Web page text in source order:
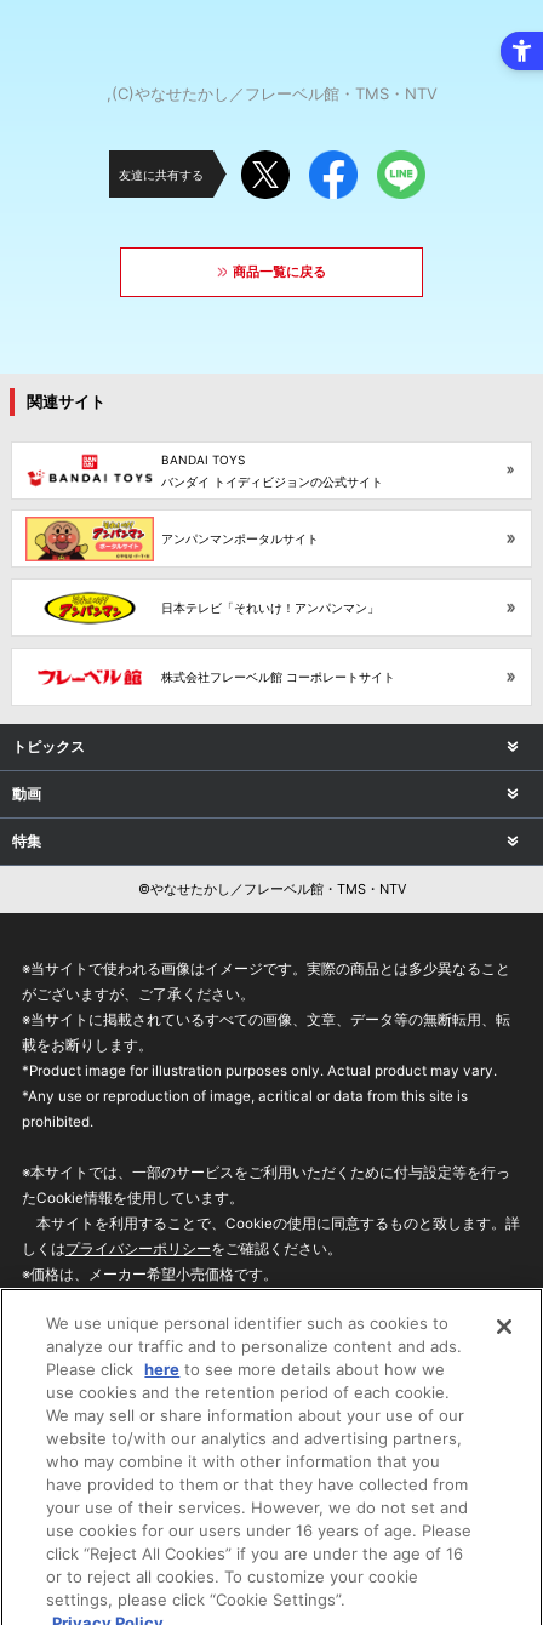
,(C)やなせたかし／フレーベル館・TMS・NTV
友達に共有する
商品一覧に戻る
関連サイト
BANDAI TOYS
バンダイ トイディビジョンの公式サイト
アンパンマンポータルサイト
日本テレビ「それいけ！アンパンマン」
株式会社フレーベル館 コーポレートサイト
トピックス
動画
特集
©やなせたかし／フレーベル館・TMS・NTV
※当サイトで使われる画像はイメージです。実際の商品とは多少異なること
がございますが、ご了承ください。
※当サイトに掲載されているすべての画像、文章、データ等の無断転用、転
載をお断りします。
*Product image for illustration purposes only. Actual product may vary.
*Any use or reproduction of image, acritical or data from this site is
prohibited.
※本サイトでは、一部のサービスをご利用いただくために付与設定等を行っ
たCookie情報を使用しています。
本サイトを利用することで、Cookieの使用に同意するものと致します。詳
しくはプライバシーポリシーをご確認ください。
※価格は、メーカー希望小売価格です。
ざいますのでご了承ください。
privacypolicy
Do Not Sell or Share My
Personal Information
ウェブサイトご利用条件
ソーシャルメディアポリシー
個人情報保護方針
お問い合わせ
©BANDAI
We use unique personal identifier such as cookies to
analyze our traffic and to personalize content and ads.
Please click here to see more details about how we
use cookies and the retention period of each cookie.
We may sell or share information about your use of our
website to/with our analytics and advertising partners,
who may combine it with other information that you
have provided to them or that they have collected from
your use of their services. However, we do not set and
use cookies for our users under 16 years of age. Please
click “Reject All Cookies” if you are under the age of 16
or to reject all cookies. To customize your cookie
settings, please click “Cookie Settings”.